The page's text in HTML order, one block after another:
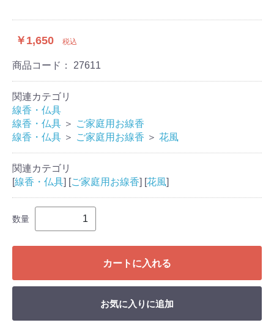
￥1,650 税込
商品コード： 27611
関連カテゴリ
線香・仏具
線香・仏具 ＞ ご家庭用お線香
線香・仏具 ＞ ご家庭用お線香 ＞ 花風
関連カテゴリ
[線香・仏具] [ご家庭用お線香] [花風]
数量
カートに入れる
お気に入りに追加